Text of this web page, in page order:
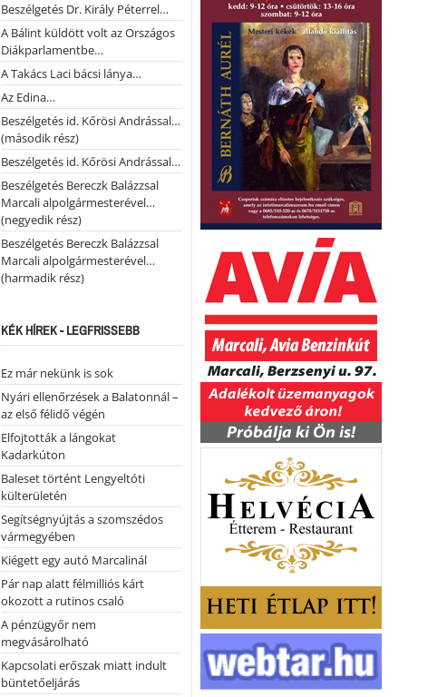
Beszélgetés Dr. Király Péterrel…
A Bálint küldött volt az Országos
Diákparlamentbe…
A Takács Laci bácsi lánya…
Az Edina…
Beszélgetés id. Kőrösi Andrással…
(második rész)
Beszélgetés id. Kőrösi Andrással…
Beszélgetés Bereczk Balázzsal
Marcali alpolgármesterével…
(negyedik rész)
Beszélgetés Bereczk Balázzsal
Marcali alpolgármesterével…
(harmadik rész)
KÉK HÍREK - LEGFRISSEBB
Ez már nekünk is sok
Nyári ellenőrzések a Balatonnál –
az első félidő végén
Elfojtották a lángokat
Kadarkúton
Baleset történt Lengyeltóti
külterületén
Segítségnyújtás a szomszédos
vármegyében
Kiégett egy autó Marcalinál
Pár nap alatt félmilliós kárt
okozott a rutinos csaló
A pénzügyőr nem
megvásárolható
Kapcsolati erőszak miatt indult
büntetőeljárás